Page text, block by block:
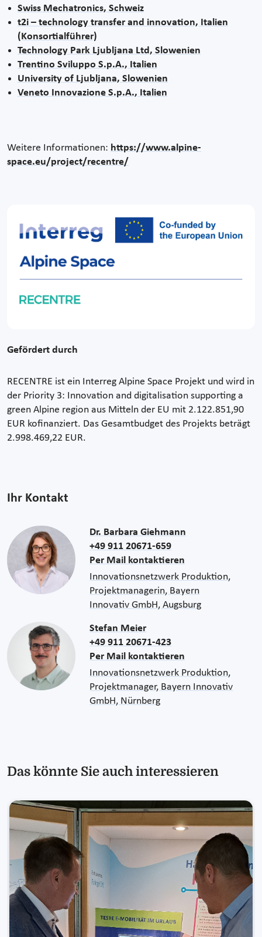
Swiss Mechatronics, Schweiz
t2i – technology transfer and innovation, Italien
(Konsortialführer)
Technology Park Ljubljana Ltd, Slowenien
Trentino Sviluppo S.p.A., Italien
University of Ljubljana, Slowenien
Veneto Innovazione S.p.A., Italien
Weitere Informationen: https://www.alpine-
space.eu/project/recentre/
Gefördert durch
RECENTRE ist ein Interreg Alpine Space Projekt und wird in
der Priority 3: Innovation and digitalisation supporting a
green Alpine region aus Mitteln der EU mit 2.122.851,90
EUR kofinanziert. Das Gesamtbudget des Projekts beträgt
2.998.469,22 EUR.
Ihr Kontakt
Dr. Barbara Giehmann
+49 911 20671-659
Per Mail kontaktieren
Innovationsnetzwerk Produktion,
Projektmanagerin, Bayern
Innovativ GmbH, Augsburg
Stefan Meier
+49 911 20671-423
Per Mail kontaktieren
Innovationsnetzwerk Produktion,
Projektmanager, Bayern Innovativ
GmbH, Nürnberg
Das könnte Sie auch interessieren